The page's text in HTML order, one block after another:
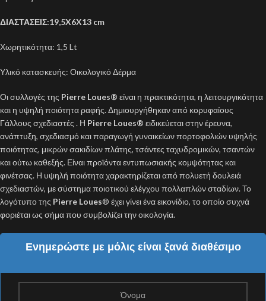
ΔΙΑΣΤΑΣΕΙΣ:19,5X6X13 cm
Χωρητικότητα: 1,5 Lt
Υλικό κατασκευής: Οικολογικό Δέρμα
Οι συλλογές της Pierre Loues® είναι η πρακτικότητα, η λειτουργικότητα
και η υψηλή ποιότητα ραφής. Δημιουργήθηκαν από κορυφαίους
Γάλλους σχεδιαστές . Η Pierre Loues® ειδικεύεται στην έρευνα,
ανάπτυξη, σχεδιασμό και παραγωγή γυναικείων πορτοφολιών υψηλής
ποιότητας, μικρών σακιδίων πλάτης, τσάντες ταχυδρομικών, τσαντών
και ούτω καθεξής. Είναι προϊόντα εντυπωσιακής κομψότητας και
φινέτσας. Η υψηλή ποιότητα χαρακτηρίζεται από πολυετή δουλειά
σχεδιαστών, με σύστημα ποιοτικού ελέγχου πολλαπλών σταδίων. Το
λογότυπο της Pierre Loues® έχει γίνει ένα εικονίδιο, το οποίο συχνά
φοριέται ως σήμα που συμβολίζει την οικολογία.
Ενημερώστε με μόλις είναι ξανά διαθέσιμο